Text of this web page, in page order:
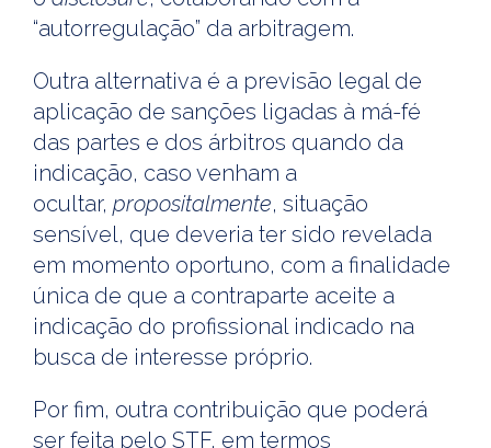
“autorregulação” da arbitragem.
Outra alternativa é a previsão legal de
aplicação de sanções ligadas à má-fé
das partes e dos árbitros quando da
indicação, caso venham a
ocultar, propositalmente, situação
sensível, que deveria ter sido revelada
em momento oportuno, com a finalidade
única de que a contraparte aceite a
indicação do profissional indicado na
busca de interesse próprio.
Por fim, outra contribuição que poderá
ser feita pelo STF, em termos